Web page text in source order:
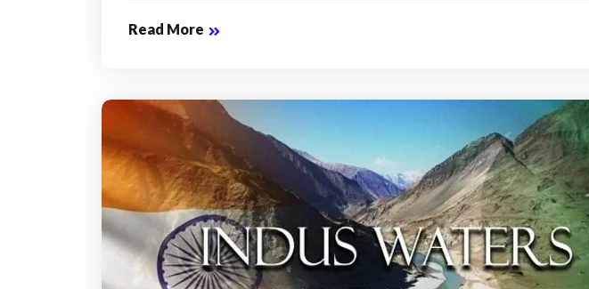
Read More